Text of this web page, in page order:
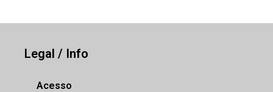
Legal / Info
Acesso